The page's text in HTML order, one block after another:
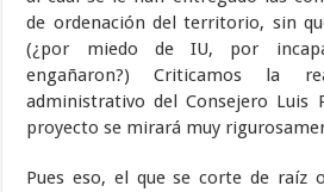
de ordenación del territorio, sin
(¿por miedo de IU, por
engañaron?) Criticamos la
administrativo del Consejero Luis
proyecto se mirará muy
Pues eso, el que se corte de raíz